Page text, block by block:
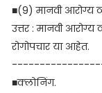
■(9) मानवी आरोग्य
उत्तर : मानवी आरोग्य
रोगोपचार या आहेत.
■क्लोनिंग.